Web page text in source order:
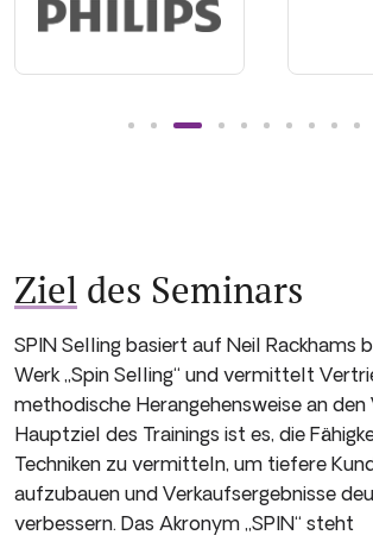
Ziel des Seminars
SPIN Selling basiert auf Neil Rackhams
Werk „Spin Selling“ und vermittelt
methodische Herangehensweise an den
Hauptziel des Trainings ist es, die
Techniken zu vermitteln, um tiefere
aufzubauen und Verkaufsergebnisse
verbessern. Das Akronym „SPIN“ steht